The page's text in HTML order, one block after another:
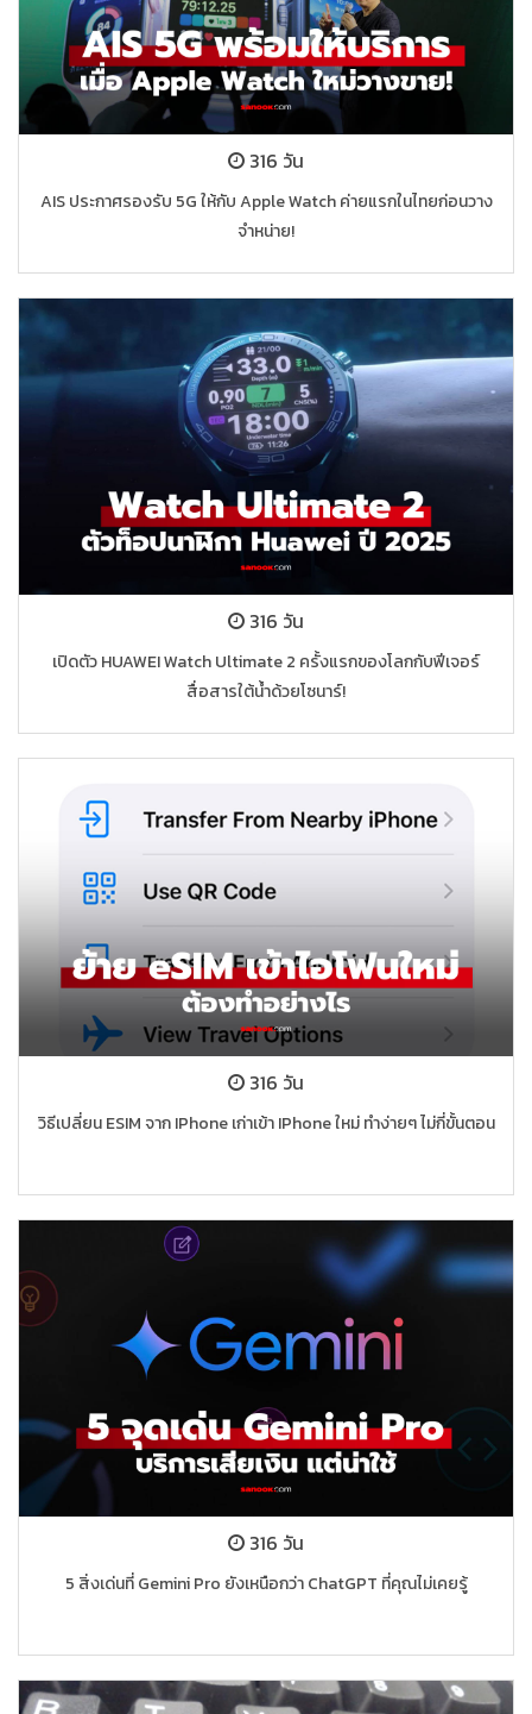
316 วัน
AIS ประกาศรองรับ 5G ให้กับ Apple Watch ค่ายแรกในไทยก่อนวาง
จำหน่าย!
316 วัน
เปิดตัว HUAWEI Watch Ultimate 2 ครั้งแรกของโลกกับฟีเจอร์
สื่อสารใต้น้ำด้วยโซนาร์!
316 วัน
วิธีเปลี่ยน ESIM จาก IPhone เก่าเข้า IPhone ใหม่ ทำง่ายๆ ไม่กี่ขั้นตอน
316 วัน
5 สิ่งเด่นที่ Gemini Pro ยังเหนือกว่า ChatGPT ที่คุณไม่เคยรู้